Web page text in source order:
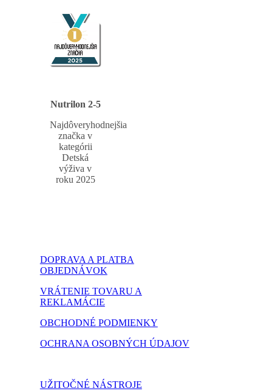
Nutrilon 2-5
Najdôveryhodnejšia
značka v
kategórii
Detská
výživa v
roku 2025
DOPRAVA A PLATBA
OBJEDNÁVOK
VRÁTENIE TOVARU A
REKLAMÁCIE
OBCHODNÉ PODMIENKY
OCHRANA OSOBNÝCH ÚDAJOV
UŽITOČNÉ NÁSTROJE